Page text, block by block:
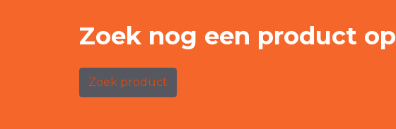
Zoek nog een product op
Zoek product